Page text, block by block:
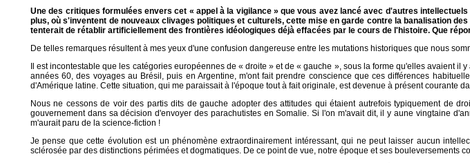
Une des critiques formulées envers cet « appel à la vigilance » que vous avez lancé avec d'autres
plus, où s'inventent de nouveaux clivages politiques et culturels, cette mise en garde contre la banalisation
tenterait de rétablir artificiellement des frontières idéologiques déjà effacées par le cours de l'histoire. Que
De telles remarques résultent à mes yeux d'une confusion dangereuse entre les mutations historiques que nous
Il est incontestable que les catégories européennes de « droite » et de « gauche », sous la forme qu'elles avaient
années 60, des voyages au Brésil, puis en Argentine, m'ont fait prendre conscience que ces différences
d'Amérique latine. Cette situation, qui me paraissait à l'époque tout à fait originale, est devenue à présent courante
Nous ne cessons de voir des partis dits de gauche adopter des attitudes qui étaient autrefois typiquement de
gouvernement dans sa décision d'envoyer des parachutistes en Somalie. Si l'on m'avait dit, il y aune vingtaine
m'aurait paru de la science-fiction !
Je pense que cette évolution est un phénomène extraordinairement intéressant, qui ne peut laisser aucun
sclérosée par des distinctions périmées et dogmatiques. De ce point de vue, notre époque et ses bouleversements